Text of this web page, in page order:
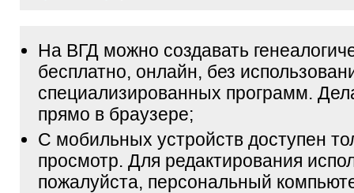
На ВГД можно создавать
бесплатно, онлайн, без
специализированных программ.
прямо в браузере;
С мобильных устройств доступен
просмотр. Для редактирования
пожалуйста, персональный